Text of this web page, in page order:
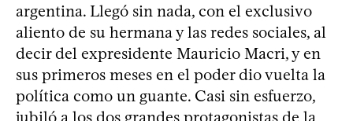
argentina. Llegó sin nada, con el exclusivo
aliento de su hermana y las redes sociales, al
decir del expresidente Mauricio Macri, y en
sus primeros meses en el poder dio vuelta la
política como un guante. Casi sin esfuerzo,
jubiló a los dos grandes protagonistas de la